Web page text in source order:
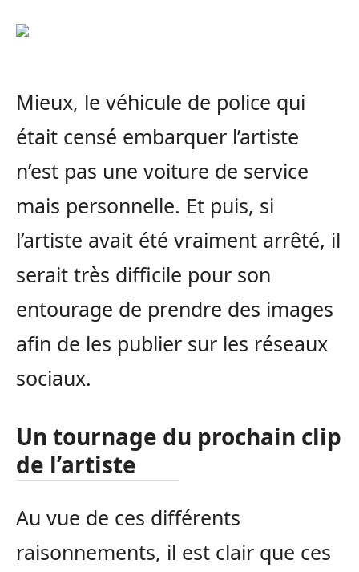
Mieux, le véhicule de police qui
était censé embarquer l’artiste
n’est pas une voiture de service
mais personnelle. Et puis, si
l’artiste avait été vraiment arrêté, il
serait très difficile pour son
entourage de prendre des images
afin de les publier sur les réseaux
sociaux.
Un tournage du prochain clip
de l’artiste
Au vue de ces différents
raisonnements, il est clair que ces